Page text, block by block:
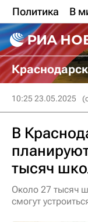
Политика В
10:25 23.05.2025
В
тысяч
Около 27 тысяч
смогут